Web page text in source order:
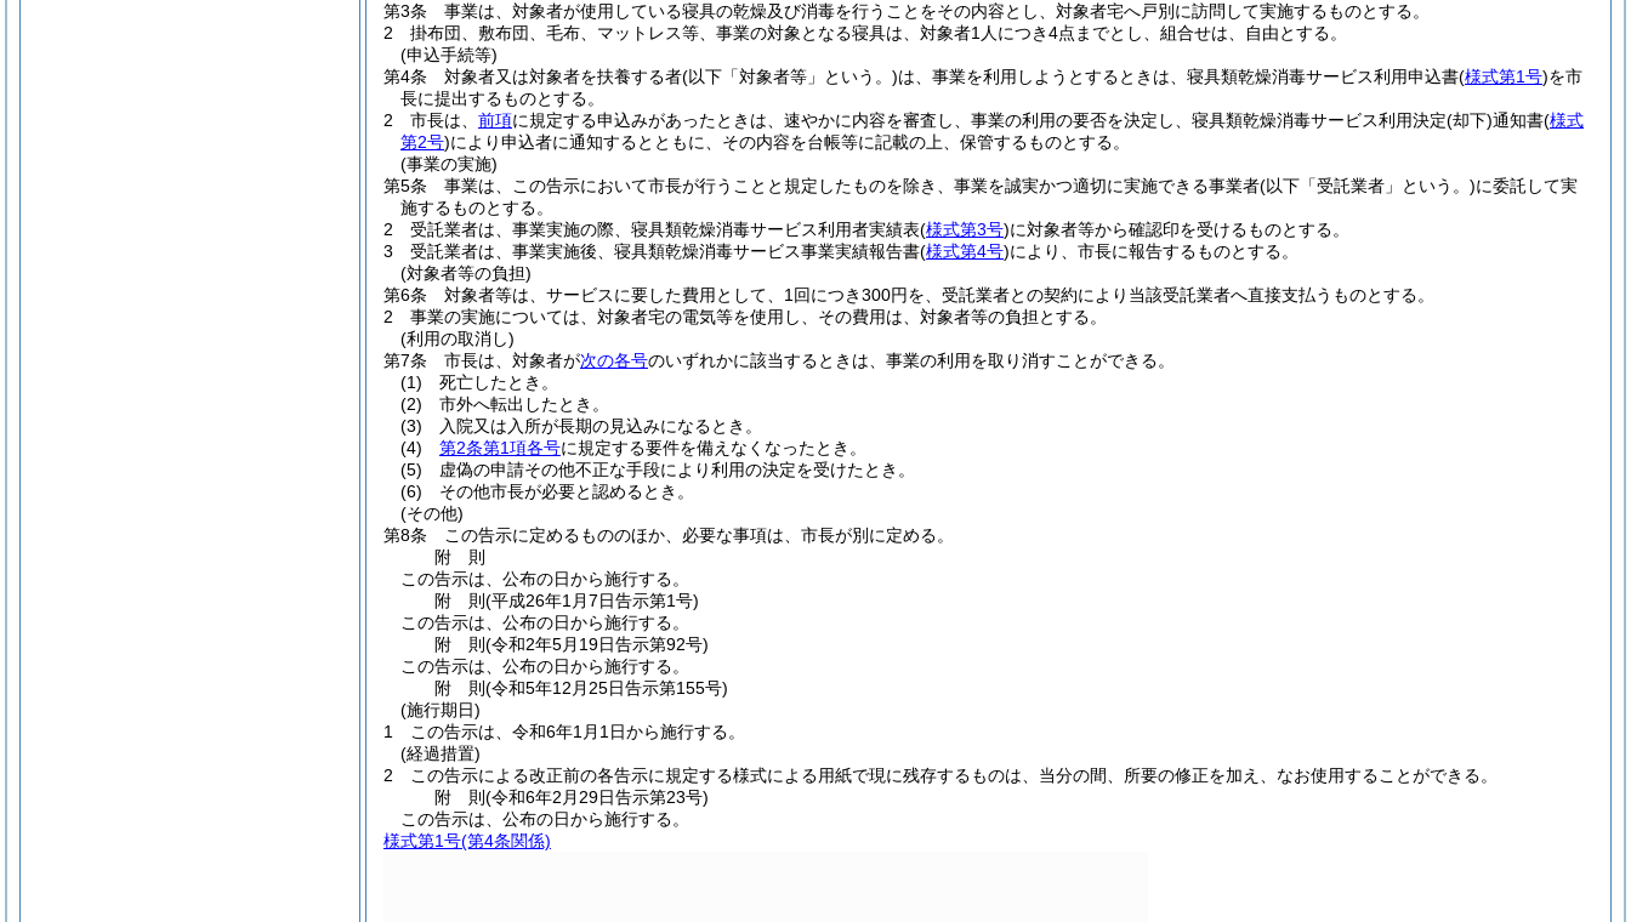
第3条
事業は、対象者が使用している寝具の乾燥及び消毒を行うことをその内容とし、対象者宅へ戸別に訪問して実施するものとする。
2
掛布団、敷布団、毛布、マットレス等、事業の対象となる寝具は、対象者1人につき4点までとし、組合せは、自由とする。
(申込手続等)
第4条
対象者又は対象者を扶養する者(以下「対象者等」という。)は、事業を利用しようとするときは、寝具類乾燥消毒サービス利用申込書(様式第1号)を市
長に提出するものとする。
2
市長は、 前項に規定する申込みがあったときは、速やかに内容を審査し、事業の利用の要否を決定し、寝具類乾燥消毒サービス利用決定(却下)通知書(様式
第2号)により申込者に通知するとともに、その内容を台帳等に記載の上、保管するものとする。
(事業の実施)
第5条
事業は、この告示において市長が行うことと規定したものを除き、事業を誠実かつ適切に実施できる事業者(以下「受託業者」という。)に委託して実
施するものとする。
2
受託業者は、事業実施の際、寝具類乾燥消毒サービス利用者実績表(様式第3号)に対象者等から確認印を受けるものとする。
3
受託業者は、事業実施後、寝具類乾燥消毒サービス事業実績報告書(様式第4号)により、市長に報告するものとする。
(対象者等の負担)
第6条
対象者等は、サービスに要した費用として、1回につき300円を、受託業者との契約により当該受託業者へ直接支払うものとする。
2
事業の実施については、対象者宅の電気等を使用し、その費用は、対象者等の負担とする。
(利用の取消し)
第7条
市長は、対象者が次の各号のいずれかに該当するときは、事業の利用を取り消すことができる。
(1)
死亡したとき。
(2)
市外へ転出したとき。
(3)
入院又は入所が長期の見込みになるとき。
(4)
第2条第1項各号に規定する要件を備えなくなったとき。
(5)
虚偽の申請その他不正な手段により利用の決定を受けたとき。
(6)
その他市長が必要と認めるとき。
(その他)
第8条
この告示に定めるもののほか、必要な事項は、市長が別に定める。
附 則
この告示は、公布の日から施行する。
附 則(平成26年1月7日告示第1号)
この告示は、公布の日から施行する。
附 則(令和2年5月19日告示第92号)
この告示は、公布の日から施行する。
附 則(令和5年12月25日告示第155号)
(施行期日)
1
この告示は、令和6年1月1日から施行する。
(経過措置)
2
この告示による改正前の各告示に規定する様式による用紙で現に残存するものは、当分の間、所要の修正を加え、なお使用することができる。
附 則(令和6年2月29日告示第23号)
この告示は、公布の日から施行する。
様式第1号(第4条関係)